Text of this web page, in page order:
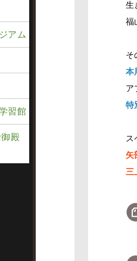
アム
習館
殿
生
福
そ
本
ア
特
ス
矢
三